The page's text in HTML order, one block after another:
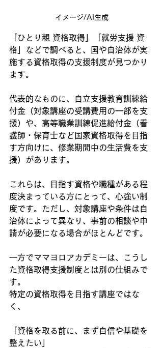
イメージ/AI生成
「ひとり親 資格取得」「就労支援 資
格」などで調べると、国や自治体が実
施する資格取得の支援制度が見つかり
ます。
代表的なものに、自立支援教育訓練給
付金（対象講座の受講費用の一部を支
援）や、高等職業訓練促進給付金（看
護師・保育士など国家資格取得を目指
す方向けに、修業期間中の生活費を支
援）があります。
これらは、目指す資格や職種がある程
度決まっている方にとって、心強い制
度です。ただし、対象講座や条件は自
治体によって異なり、事前の相談や申
請が必要になる場合がほとんどです。
一方でママヨロアカデミーは、こうし
た資格取得支援制度とは別の仕組みで
す。
特定の資格取得を目指す講座ではな
く、
「資格を取る前に、まず自信や基礎を
整えたい」